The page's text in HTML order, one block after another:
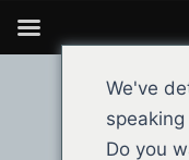
We've
Do you